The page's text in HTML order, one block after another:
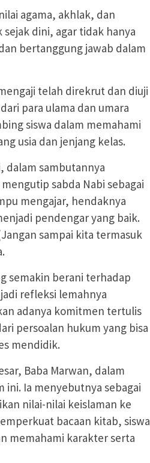
agama, akhlak, dan
dini, agar tidak hanya
bertanggung jawab dalam
telah direkrut dan diuji
para ulama dan umara
siswa dalam memahami
usia dan jenjang kelas.
dalam sambutannya
sabda Nabi sebagai
mengajar, hendaknya
pendengar yang baik.
sampai kita termasuk
semakin berani terhadap
refleksi lemahnya
adanya komitmen tertulis
persoalan hukum yang bisa
mendidik.
Baba Marwan, dalam
Ia menyebutnya sebagai
nilai-nilai keislaman ke
bacaan kitab, siswa
memahami karakter serta